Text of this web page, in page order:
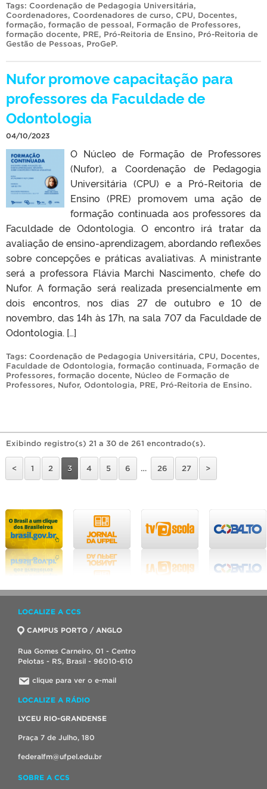
Tags: Coordenação de Pedagogia Universitária,
Coordenadores, Coordenadores de curso, CPU, Docentes,
formação, formação de pessoal, Formação de Professores,
formação docente, PRE, Pró-Reitoria de Ensino, Pró-Reitoria de
Gestão de Pessoas, ProGeP.
Nufor promove capacitação para
professores da Faculdade de
Odontologia
04/10/2023
O Núcleo de Formação de Professores
(Nufor), a Coordenação de Pedagogia
Universitária (CPU) e a Pró-Reitoria de
Ensino (PRE) promovem uma ação de
formação continuada aos professores da
Faculdade de Odontologia. O encontro irá tratar da
avaliação de ensino-aprendizagem, abordando reflexões
sobre concepções e práticas avaliativas. A ministrante
será a professora Flávia Marchi Nascimento, chefe do
Nufor. A formação será realizada presencialmente em
dois encontros, nos dias 27 de outubro e 10 de
novembro, das 14h às 17h, na sala 707 da Faculdade de
Odontologia. […]
Tags: Coordenação de Pedagogia Universitária, CPU, Docentes,
Faculdade de Odontologia, formação continuada, Formação de
Professores, formação docente, Núcleo de Formação de
Professores, Nufor, Odontologia, PRE, Pró-Reitoria de Ensino.
Exibindo registro(s) 21 a 30 de 261 encontrado(s).
< 1 2 3 4 5 6 … 26 27 >
LOCALIZE A CCS
CAMPUS PORTO / ANGLO
Rua Gomes Carneiro, 01 - Centro
Pelotas - RS, Brasil - 96010-610
clique para ver o e-mail
LOCALIZE A RÁDIO
LYCEU RIO-GRANDENSE
Praça 7 de Julho, 180
federalfm@ufpel.edu.br
SOBRE A CCS